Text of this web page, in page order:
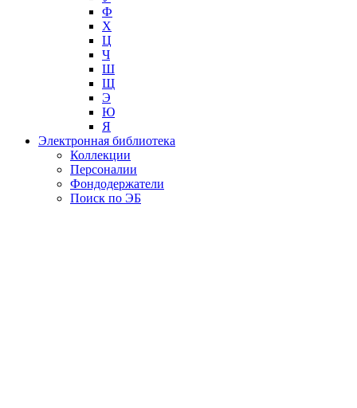
Ф
Х
Ц
Ч
Ш
Щ
Э
Ю
Я
Электронная библиотека
Коллекции
Персоналии
Фондодержатели
Поиск по ЭБ